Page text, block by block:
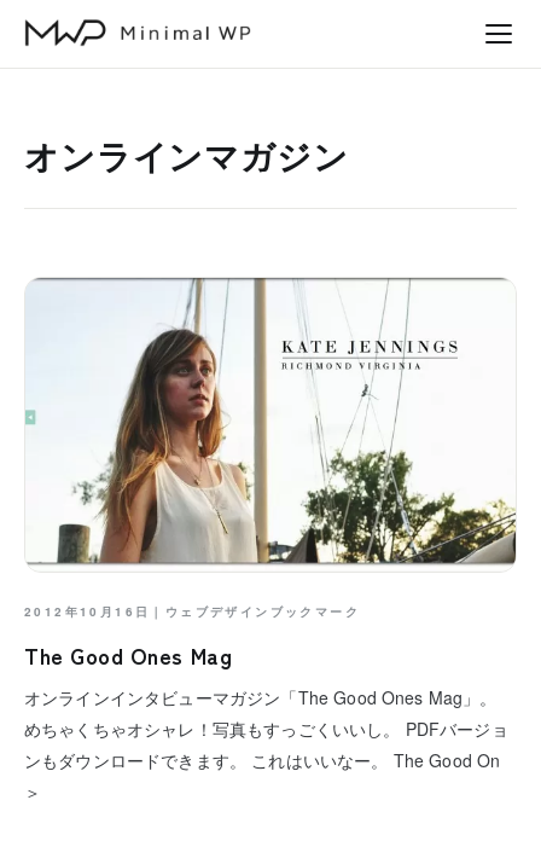
オンラインマガジン
2012年10月16日｜ ウェブデザインブックマーク
The Good Ones Mag
オンラインインタビューマガジン「The Good Ones Mag」。
めちゃくちゃオシャレ！写真もすっごくいいし。 PDFバージョ
ンもダウンロードできます。 これはいいなー。 The Good On
＞